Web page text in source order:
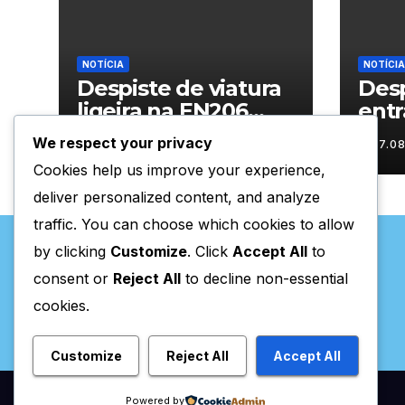
NOTÍCIA
Despiste de viatura
ligeira na EN206
junto ao
cruzamento Fornos
do Pinhal
07.08.2026
NOTÍCIA
Valpaços Online
We respect your privacy
Cookies help us improve your experience,
deliver personalized content, and analyze
traffic. You can choose which cookies to allow
by clicking Customize. Click Accept All to
consent or Reject All to decline non-essential
cookies.
Customize Reject All Accept All
Powered by